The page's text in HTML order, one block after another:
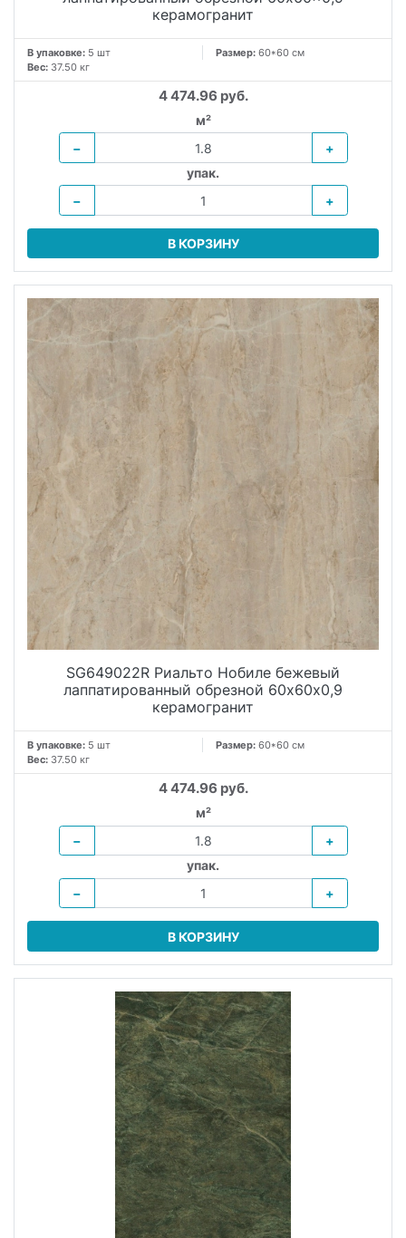
керамогранит
В упаковке: 5 шт Размер: 60*60 см
Вес: 37.50 кг
4 474.96 руб.
м²
−
+
упак.
−
+
В КОРЗИНУ
SG649022R Риальто Нобиле бежевый
лаппатированный обрезной 60x60х0,9
керамогранит
В упаковке: 5 шт Размер: 60*60 см
Вес: 37.50 кг
4 474.96 руб.
м²
−
+
упак.
−
+
В КОРЗИНУ